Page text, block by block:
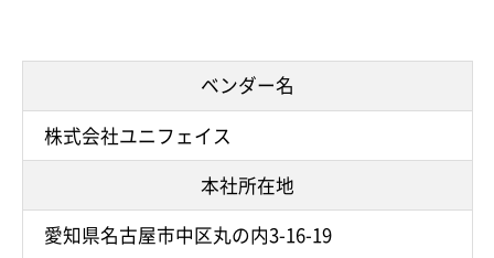
ベンダー名
株式会社ユニフェイス
本社所在地
愛知県名古屋市中区丸の内3-16-19